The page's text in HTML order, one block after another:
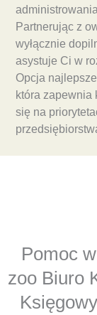
Partnerując z
wyłącznie
asystuje Ci w
Opcja
która zapewnia
się na
Pomoc
zoo Biuro